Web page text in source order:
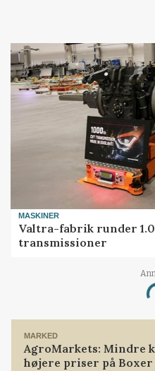
MASKINER
Valtra-fabrik runder
transmissioner
MARKED
AgroMarkets: Mindre
højere priser på Boxer